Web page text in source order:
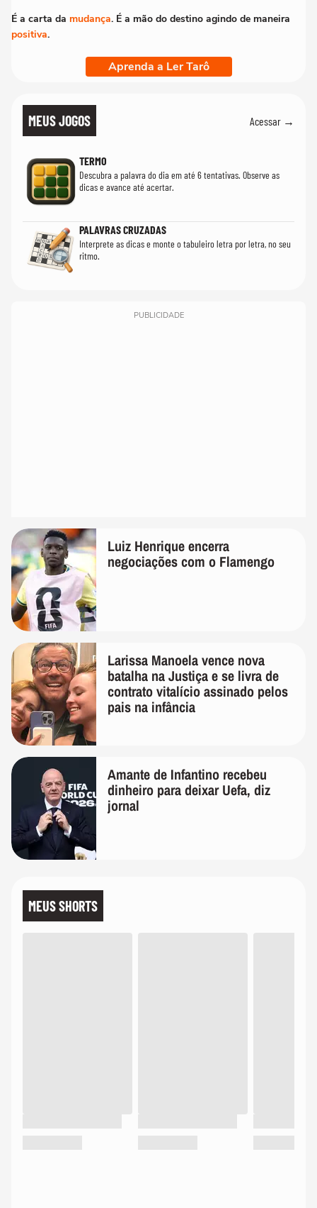
É a carta da mudança. É a mão do destino agindo de maneira
positiva.
Aprenda a Ler Tarô
MEUS JOGOS Acessar →
TERMO
Descubra a palavra do dia em até 6 tentativas. Observe as
dicas e avance até acertar.
PALAVRAS CRUZADAS
Interprete as dicas e monte o tabuleiro letra por letra, no seu
ritmo.
PUBLICIDADE
Luiz Henrique encerra
negociações com o Flamengo
Larissa Manoela vence nova
batalha na Justiça e se livra de
contrato vitalício assinado pelos
pais na infância
Amante de Infantino recebeu
dinheiro para deixar Uefa, diz
jornal
MEUS SHORTS